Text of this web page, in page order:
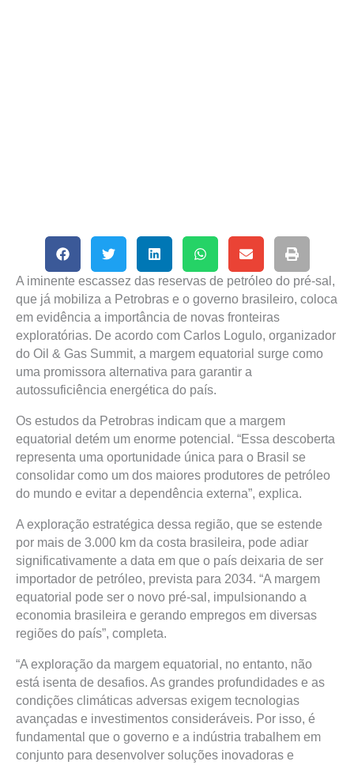
A iminente escassez das reservas de petróleo do pré-sal,
que já mobiliza a Petrobras e o governo brasileiro, coloca
em evidência a importância de novas fronteiras
exploratórias. De acordo com Carlos Logulo, organizador
do Oil & Gas Summit, a margem equatorial surge como
uma promissora alternativa para garantir a
autossuficiência energética do país.
Os estudos da Petrobras indicam que a margem
equatorial detém um enorme potencial. “Essa descoberta
representa uma oportunidade única para o Brasil se
consolidar como um dos maiores produtores de petróleo
do mundo e evitar a dependência externa”, explica.
A exploração estratégica dessa região, que se estende
por mais de 3.000 km da costa brasileira, pode adiar
significativamente a data em que o país deixaria de ser
importador de petróleo, prevista para 2034. “A margem
equatorial pode ser o novo pré-sal, impulsionando a
economia brasileira e gerando empregos em diversas
regiões do país”, completa.
“A exploração da margem equatorial, no entanto, não
está isenta de desafios. As grandes profundidades e as
condições climáticas adversas exigem tecnologias
avançadas e investimentos consideráveis. Por isso, é
fundamental que o governo e a indústria trabalhem em
conjunto para desenvolver soluções inovadoras e